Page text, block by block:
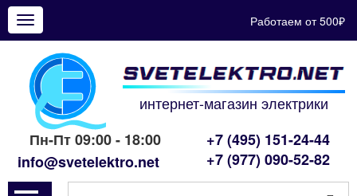
Показать
меню
Работаем от 500₽
интернет-магазин электрики
Пн-Пт 09:00 - 18:00
info@svetelektro.net
+7 (495) 151-24-44
+7 (977) 090-52-82